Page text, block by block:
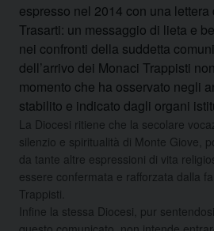
espresso nel 2014 con una
Trasarti: un messaggio di lieta e
nei confronti della suddetta
dell’arrivo dei Monaci Trappisti
momento che ha osservato negli
stabilito e indicato dagli organi
La Diocesi ritiene che la secolare
silenzio e spiritualità di Monte Giove,
da tante altre espressioni di vita
essere confermata e rafforzata dalla
Trappisti.
Infine la stessa Diocesi, pur